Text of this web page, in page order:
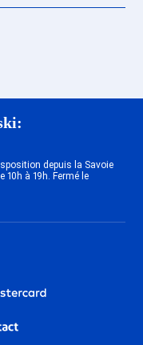
depuis la Savoie
10h à 19h. Fermé le